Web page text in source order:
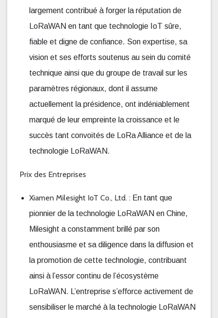
largement contribué à forger la réputation de
LoRaWAN en tant que technologie IoT sûre,
fiable et digne de confiance. Son expertise, sa
vision et ses efforts soutenus au sein du comité
technique ainsi que du groupe de travail sur les
paramètres régionaux, dont il assume
actuellement la présidence, ont indéniablement
marqué de leur empreinte la croissance et le
succès tant convoités de LoRa Alliance et de la
technologie LoRaWAN.
Prix des Entreprises
Xiamen Milesight IoT Co., Ltd. : En tant que
pionnier de la technologie LoRaWAN en Chine,
Milesight a constamment brillé par son
enthousiasme et sa diligence dans la diffusion et
la promotion de cette technologie, contribuant
ainsi à l’essor continu de l’écosystème
LoRaWAN. L’entreprise s’efforce activement de
sensibiliser le marché à la technologie LoRaWAN